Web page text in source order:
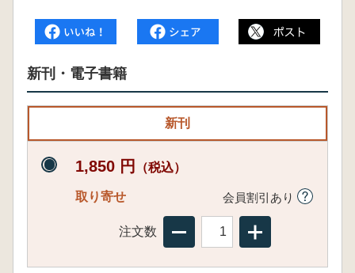
新刊・電子書籍
新刊
1,850 円 （税込）
取り寄せ 会員割引あり
注文数